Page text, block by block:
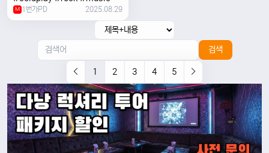
#concert
M 1번가PD 2025.08.29
검색
1 2 3 4 5